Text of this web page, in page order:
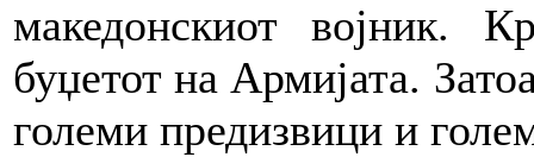
македонскиот војник.
буџетот на Армијата.
големи предизвици и